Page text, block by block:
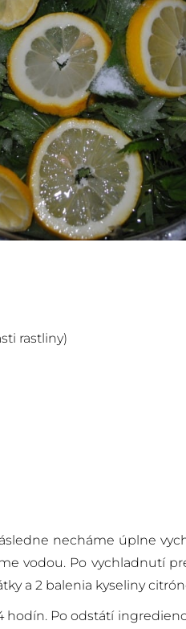
rastliny)
necháme úplne
vodou. Po vychladnutí
a 2 balenia kyseliny
Po odstátí